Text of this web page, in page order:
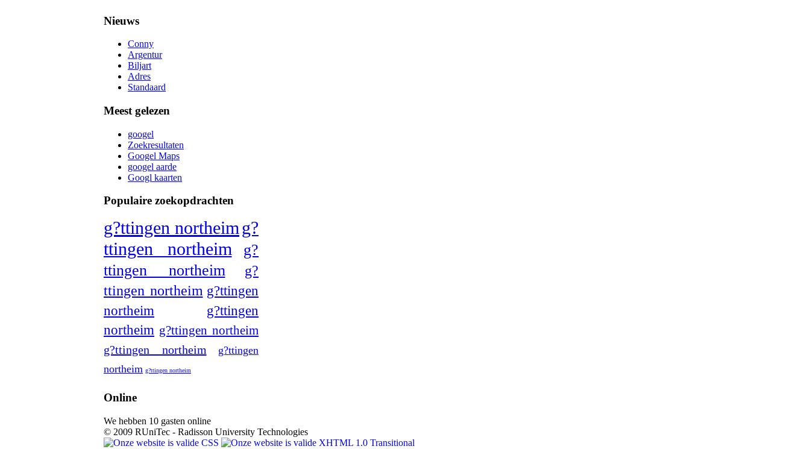
Nieuws
Conny
Argentur
Biljart
Adres
Standaard
Meest gelezen
googel
Zoekresultaten
Googel Maps
googel aarde
Googl kaarten
Populaire zoekopdrachten
g?ttingen northeimg?
ttingen northeim
g?
ttingen northeim
g?
ttingen northeim g?ttingen
northeim
g?ttingen
northeim g?ttingen northeim
g?ttingen northeim
g?ttingen
northeim g?ttingen northeim
Online
We hebben 10 gasten online
© 2009 RUniTec - Radisson University Technologies